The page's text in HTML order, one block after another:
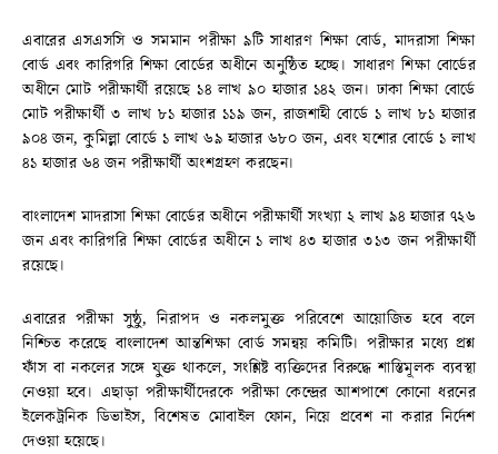
এবারের এসএসসি ও সমমান পরীক্ষা ৯টি সাধারণ শিক্ষা বোর্ড, মাদরাসা শিক্ষা
বোর্ড এবং কারিগরি শিক্ষা বোর্ডের অধীনে অনুষ্ঠিত হচ্ছে। সাধারণ শিক্ষা বোর্ডের
অধীনে মোট পরীক্ষার্থী রয়েছে ১৪ লাখ ৯০ হাজার ১৪২ জন। ঢাকা শিক্ষা বোর্ডে
মোট পরীক্ষার্থী ৩ লাখ ৮১ হাজার ১১৯ জন, রাজশাহী বোর্ডে ১ লাখ ৮১ হাজার
৯০৪ জন, কুমিল্লা বোর্ডে ১ লাখ ৬৯ হাজার ৬৮০ জন, এবং যশোর বোর্ডে ১ লাখ
৪১ হাজার ৬৪ জন পরীক্ষার্থী অংশগ্রহণ করছেন।
বাংলাদেশ মাদরাসা শিক্ষা বোর্ডের অধীনে পরীক্ষার্থী সংখ্যা ২ লাখ ৯৪ হাজার ৭২৬
জন এবং কারিগরি শিক্ষা বোর্ডের অধীনে ১ লাখ ৪৩ হাজার ৩১৩ জন পরীক্ষার্থী
রয়েছে।
এবারের পরীক্ষা সুষ্ঠু, নিরাপদ ও নকলমুক্ত পরিবেশে আয়োজিত হবে বলে
নিশ্চিত করেছে বাংলাদেশ আন্তশিক্ষা বোর্ড সমন্বয় কমিটি। পরীক্ষার মধ্যে প্রশ্ন
ফাঁস বা নকলের সঙ্গে যুক্ত থাকলে, সংশ্লিষ্ট ব্যক্তিদের বিরুদ্ধে শাস্তিমূলক ব্যবস্থা
নেওয়া হবে। এছাড়া পরীক্ষার্থীদেরকে পরীক্ষা কেন্দ্রের আশপাশে কোনো ধরনের
ইলেকট্রনিক ডিভাইস, বিশেষত মোবাইল ফোন, নিয়ে প্রবেশ না করার নির্দেশ
দেওয়া হয়েছে।